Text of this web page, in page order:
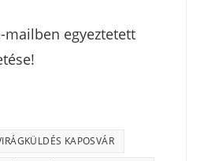
mailben egyeztetett
KAPOSVÁR